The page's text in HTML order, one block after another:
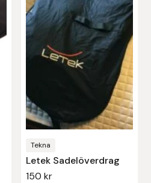
Tekna
Letek Sadelöverdrag
150 kr